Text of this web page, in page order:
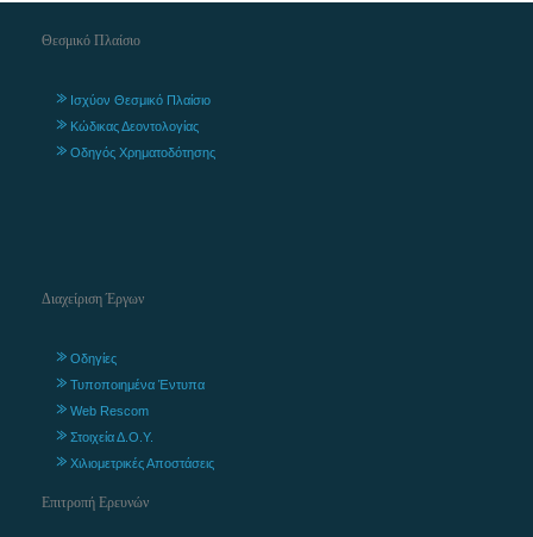
Θεσμικό Πλαίσιο
Ισχύον Θεσμικό Πλαίσιο
Κώδικας Δεοντολογίας
Οδηγός Χρηματοδότησης
Διαχείριση Έργων
Οδηγίες
Τυποποιημένα Έντυπα
Web Rescom
Στοιχεία Δ.Ο.Υ.
Χιλιομετρικές Αποστάσεις
Επιτροπή Ερευνών